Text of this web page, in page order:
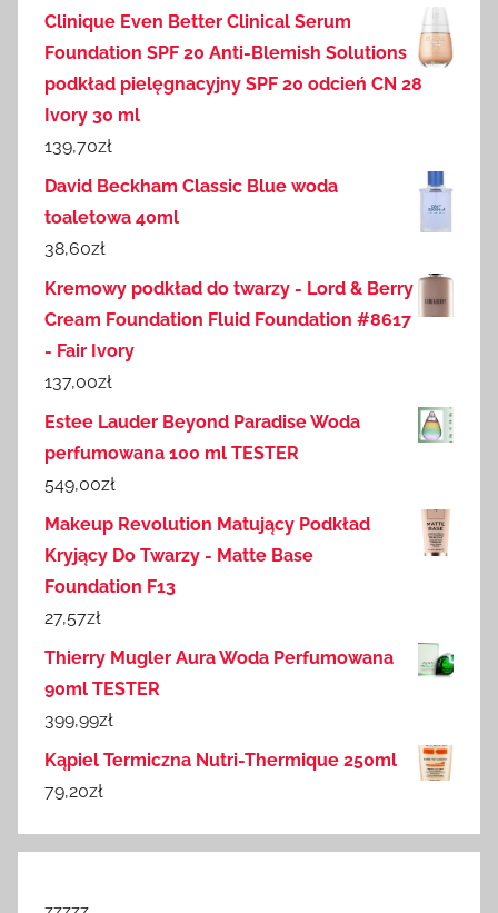
Clinique Even Better Clinical Serum
Foundation SPF 20 Anti-Blemish Solutions
podkład pielęgnacyjny SPF 20 odcień CN 28
Ivory 30 ml
139,70zł
David Beckham Classic Blue woda
toaletowa 40ml
38,60zł
Kremowy podkład do twarzy - Lord & Berry
Cream Foundation Fluid Foundation #8617
- Fair Ivory
137,00zł
Estee Lauder Beyond Paradise Woda
perfumowana 100 ml TESTER
549,00zł
Makeup Revolution Matujący Podkład
Kryjący Do Twarzy - Matte Base
Foundation F13
27,57zł
Thierry Mugler Aura Woda Perfumowana
90ml TESTER
399,99zł
Kąpiel Termiczna Nutri-Thermique 250ml
79,20zł